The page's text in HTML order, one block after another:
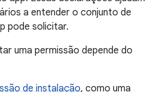
a entender o conjunto de
pode solicitar.
uma permissão depende do
de instalação, como uma